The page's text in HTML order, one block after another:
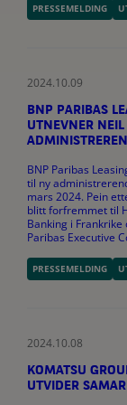
PRESSEMELDING
2024.10.09
BNP PARIBAS
UTNEVNER
BNP Paribas
til ny
mars 2024. Pein
blitt forfremmet til
Banking i
Paribas Executive
PRESSEMELDING
2024.10.08
KOMATSU
UTVIDER